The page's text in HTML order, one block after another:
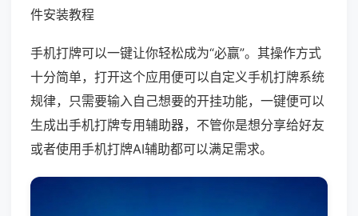
件安装教程
手机打牌可以一键让你轻松成为“必赢”。其操作方式
十分简单，打开这个应用便可以自定义手机打牌系统
规律，只需要输入自己想要的开挂功能，一键便可以
生成出手机打牌专用辅助器，不管你是想分享给好友
或者使用手机打牌AI辅助都可以满足需求。